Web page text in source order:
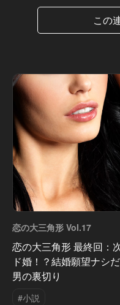
この
恋の大三角形 Vol.17
恋の大三角形 最終回：
ド婚！？結婚願望ナシ
男の裏切り
#小説